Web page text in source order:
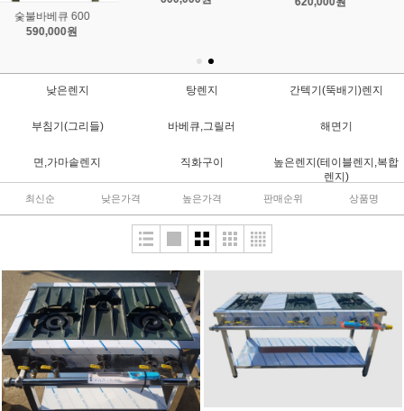
260,000원
낮은렌지 탕렌지 간텍기(뚝배기)렌지
부침기(그리들) 바베큐,그릴러 해면기
면,가마솥렌지 직화구이
높은렌지(테이블렌지,복합
렌지)
최신순 낮은가격 높은가격 판매순위 상품명